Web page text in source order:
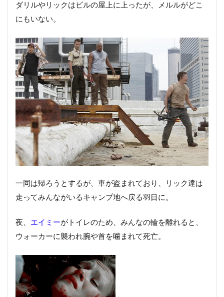
ダリルやリックはビルの屋上に上ったが、メルルがどこ
にもいない。
一同は帰ろうとするが、車が盗まれており、リック達は
走ってみんながいるキャンプ地へ戻る羽目に。
夜、 エイミーがトイレのため、みんなの輪を離れると、
ウォーカーに襲われ腕や首を噛まれて死亡。